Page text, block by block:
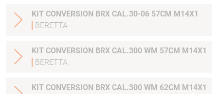
KIT CONVERSION BRX CAL.30-06 57CM M14X1
BERETTA
KIT CONVERSION BRX CAL.300 WM 57CM M14X1
BERETTA
KIT CONVERSION BRX CAL.300 WM 62CM M14X1